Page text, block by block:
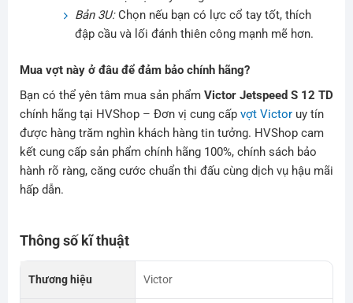
Bản 3U:Chọn nếu bạn có lực cổ tay tốt, thích
đập cầu và lối đánh thiên công mạnh mẽ hơn.
Mua vợt này ở đâu để đảm bảo chính hãng?
Bạn có thể yên tâm mua sản phẩm Victor Jetspeed S 12 TD
chính hãng tại HVShop – Đơn vị cung cấp vợt Victoruy tín
được hàng trăm nghìn khách hàng tin tưởng. HVShop cam
kết cung cấp sản phẩm chính hãng 100%, chính sách bảo
hành rõ ràng, căng cước chuẩn thi đấu cùng dịch vụ hậu mãi
hấp dẫn.
Thông số kĩ thuật
Thương hiệu Victor